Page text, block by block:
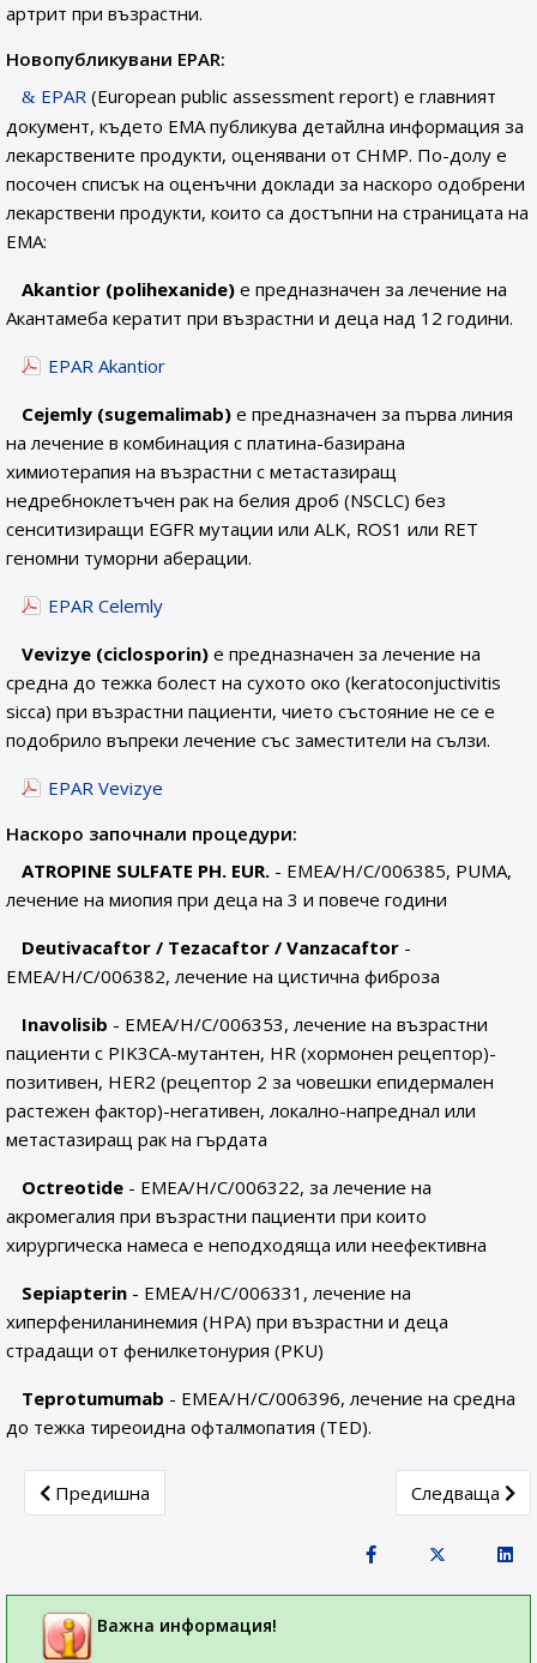
артрит при възрастни.
Новопубликувани EPAR:
EPAR (European public assessment report) е главният
документ, където EMA публикува детайлна информация за
лекарствените продукти, оценявани от CHMP. По-долу е
посочен списък на оценъчни доклади за наскоро одобрени
лекарствени продукти, които са достъпни на страницата на
EMA:
Akantior (polihexanide) е предназначен за лечение на
Акантамеба кератит при възрастни и деца над 12 години.
EPAR Akantior
Cejemly (sugemalimab) е предназначен за първа линия
на лечение в комбинация с платина-базирана
химиотерапия на възрастни с метастазиращ
недребноклетъчен рак на белия дроб (NSCLC) без
сенситизиращи EGFR мутации или ALK, ROS1 или RET
геномни туморни аберации.
EPAR Celemly
Vevizye (ciclosporin) е предназначен за лечение на
средна до тежка болест на сухото око (keratoconjuctivitis
sicca) при възрастни пациенти, чието състояние не се е
подобрило въпреки лечение със заместители на сълзи.
EPAR Vevizye
Наскоро започнали процедури:
ATROPINE SULFATE PH. EUR. - EMEA/H/C/006385, PUMA,
лечение на миопия при деца на 3 и повече години
Deutivacaftor / Tezacaftor / Vanzacaftor -
EMEA/H/C/006382, лечение на цистична фиброза
Inavolisib - EMEA/H/C/006353, лечение на възрастни
пациенти с PIK3CA-мутантен, HR (хормонен рецептор)-
позитивен, HER2 (рецептор 2 за човешки епидермален
растежен фактор)-негативен, локално-напреднал или
метастазиращ рак на гърдата
Octreotide - EMEA/H/C/006322, за лечение на
акромегалия при възрастни пациенти при които
хирургическа намеса е неподходяща или неефективна
Sepiapterin - EMEA/H/C/006331, лечение на
хиперфениланинемия (HPA) при възрастни и деца
страдащи от фенилкетонурия (PKU)
Teprotumumab - EMEA/H/C/006396, лечение на средна
до тежка тиреоидна офталмопатия (TED).
Previous article: Актуална информация за работата на
Предишна Next article:
Следваща
Важна информация!